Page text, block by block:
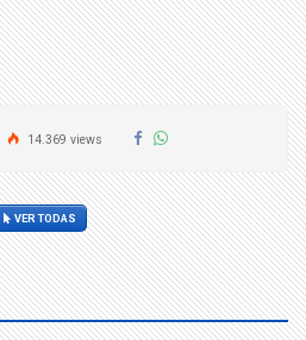
14.369 views
VER TODAS